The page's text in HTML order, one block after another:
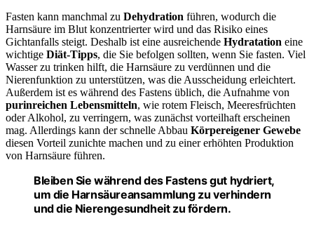
Fasten kann manchmal zu Dehydration führen, wodurch die
Harnsäure im Blut konzentrierter wird und das Risiko eines
Gichtanfalls steigt. Deshalb ist eine ausreichende Hydratation eine
wichtige Diät-Tipps, die Sie befolgen sollten, wenn Sie fasten. Viel
Wasser zu trinken hilft, die Harnsäure zu verdünnen und die
Nierenfunktion zu unterstützen, was die Ausscheidung erleichtert.
Außerdem ist es während des Fastens üblich, die Aufnahme von
purinreichen Lebensmitteln, wie rotem Fleisch, Meeresfrüchten
oder Alkohol, zu verringern, was zunächst vorteilhaft erscheinen
mag. Allerdings kann der schnelle Abbau Körpereigener Gewebe
diesen Vorteil zunichte machen und zu einer erhöhten Produktion
von Harnsäure führen.
Bleiben Sie während des Fastens gut hydriert,
um die Harnsäureansammlung zu verhindern
und die Nierengesundheit zu fördern.